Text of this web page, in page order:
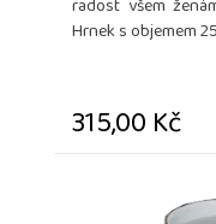
radost všem
Hrnek s objemem
315,00 Kč